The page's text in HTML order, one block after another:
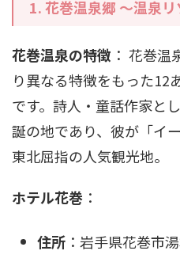
1. 花巻温泉郷 ～温泉
花巻温泉の特徴 ： 花巻
り異なる特徴をもった12
です。詩人・童話作家と
誕の地であり、彼が「イ
東北屈指の人気観光地。
ホテル花巻 ：
住所 ：岩手県花巻市